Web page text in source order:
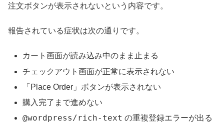
注文ボタンが表示されないという内容です。
報告されている症状は次の通りです。
カート画面が読み込み中のまま止まる
チェックアウト画面が正常に表示されない
「Place Order」ボタンが表示されない
購入完了まで進めない
@wordpress/rich-text の重複登録エラーが出る